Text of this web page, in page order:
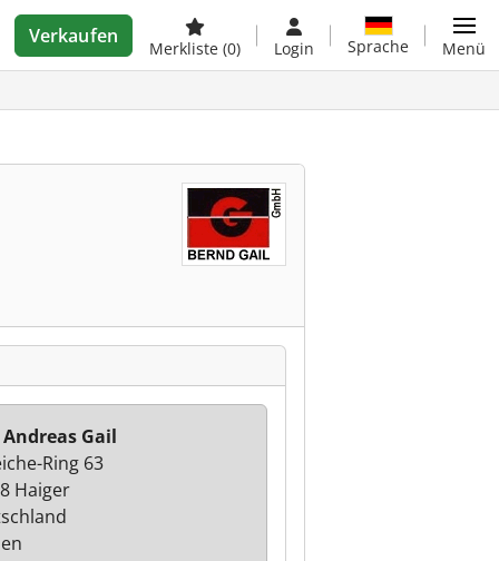
Verkaufen
Merkliste (0) Login Sprache Menü
Gail
Ring 63
Haiger